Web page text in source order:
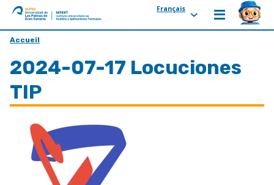
ULPGC
Ir
inicio
de
IATEXT
Français
Accueil
2024-07-17 Locuciones
TIP